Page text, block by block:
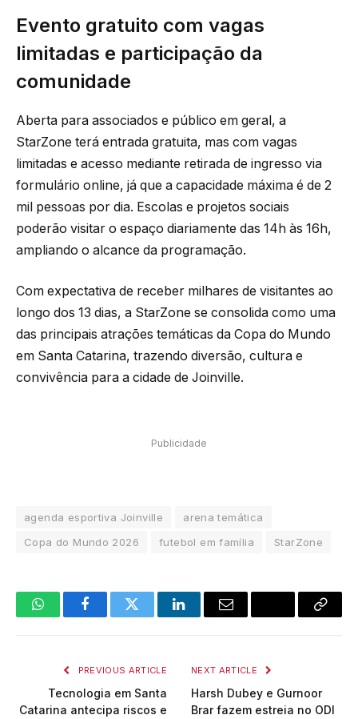
Evento gratuito com vagas
limitadas e participação da
comunidade
Aberta para associados e público em geral, a
StarZone terá entrada gratuita, mas com vagas
limitadas e acesso mediante retirada de ingresso via
formulário online, já que a capacidade máxima é de 2
mil pessoas por dia. Escolas e projetos sociais
poderão visitar o espaço diariamente das 14h às 16h,
ampliando o alcance da programação.
Com expectativa de receber milhares de visitantes ao
longo dos 13 dias, a StarZone se consolida como uma
das principais atrações temáticas da Copa do Mundo
em Santa Catarina, trazendo diversão, cultura e
convivência para a cidade de Joinville.
Publicidade
agenda esportiva Joinville
arena temática
Copa do Mundo 2026
futebol em família StarZone
WhatsAppFacebookTwitter LinkedInEmail
Copy
PREVIOUS ARTICLE
Tecnologia em Santa
Catarina antecipa riscos e
NEXT ARTICLE
Harsh Dubey e Gurnoor
Brar fazem estreia no ODI